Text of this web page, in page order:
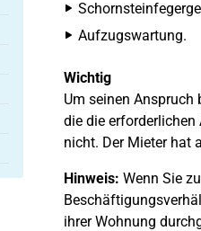
Aufzugswartung.
Wichtig
Um seinen
die die erforderlichen
nicht. Der Mieter hat
Hinweis: Wenn Sie
ihrer Wohnung